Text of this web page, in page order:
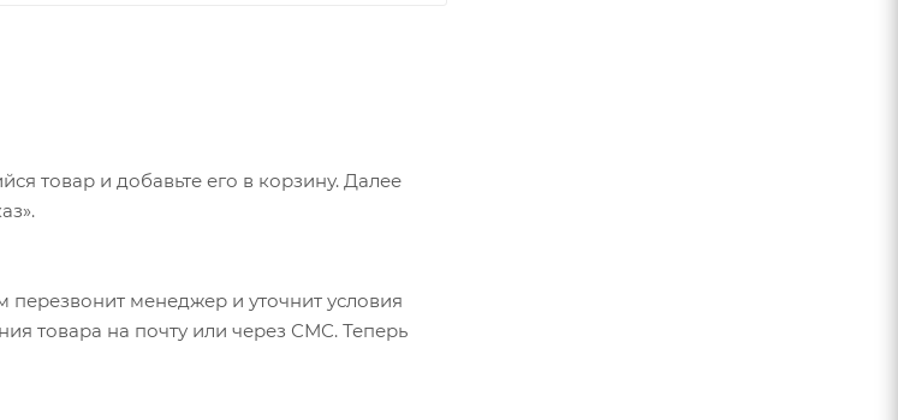
товар и добавьте его в корзину. Далее
менеджер и уточнит условия
товара на почту или через СМС. Теперь